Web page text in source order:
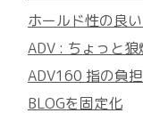
ホールド性の良
ADV : ちょっと
ADV160 指の負
BLOGを固定化